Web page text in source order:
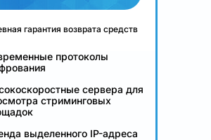
гарантия возврата средств
протоколы
сервера для
стриминговых
выделенного IP-адреса